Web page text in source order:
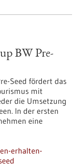
BW Pre-
Seed fördert das
mit
die Umsetzung
In der ersten
eine
erhalten-